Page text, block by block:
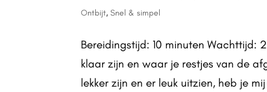
Ontbijt,Snel & simpel
Bereidingstijd: 10 minuten Wachttijd:
klaar zijn en waar je restjes van de
lekker zijn en er leuk uitzien, heb je